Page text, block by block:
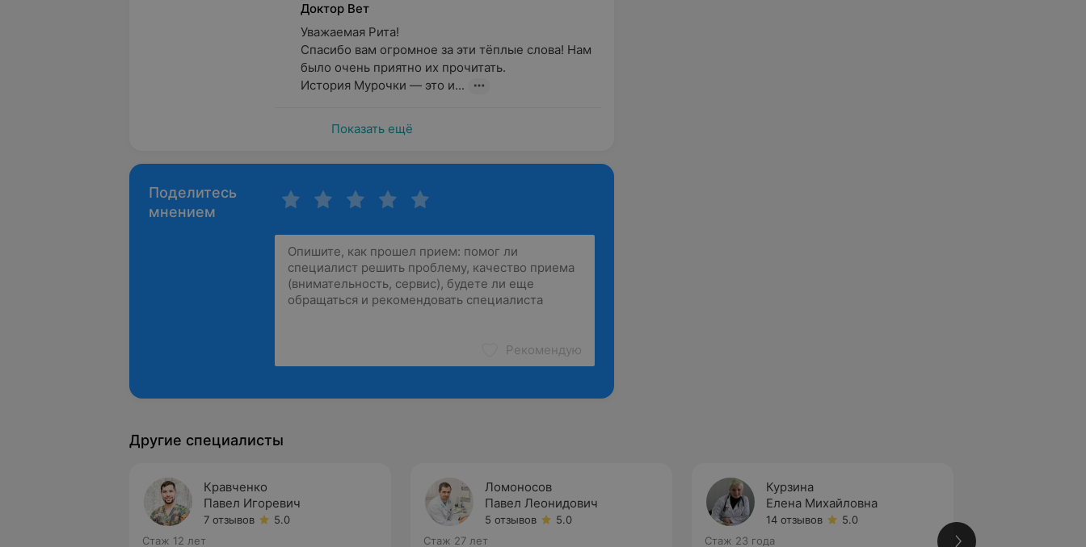
Доктор Вет
Уважаемая Рита!
Спасибо вам огромное за эти тёплые слова! Нам
было очень приятно их прочитать.
История Мурочки — это и...
Показать ещё
Поделитесь
мнением
Рекомендую
Другие специалисты
Кравченко
Павел Игоревич
7 отзывов
5.0
Стаж 12 лет
Ломоносов
Павел Леонидович
5 отзывов
5.0
Стаж 27 лет
Курзина
Елена Михайловна
14 отзывов
5.0
Стаж 23 года